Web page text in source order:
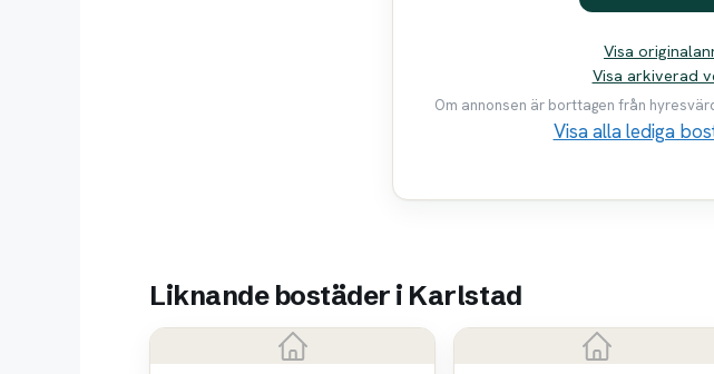
Visa
Visa arkiverad
Om annonsen är borttagen från
Visa alla lediga
Liknande bostäder i Karlstad